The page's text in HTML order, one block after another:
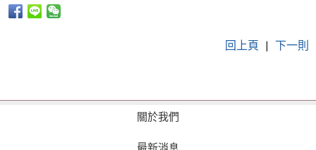
回上頁 | 下一則
關於我們
最新消息